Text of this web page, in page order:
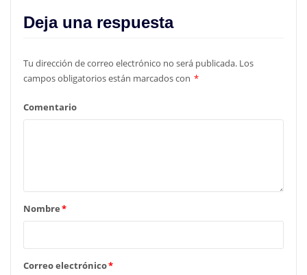
Deja una respuesta
Tu dirección de correo electrónico no será publicada. Los
campos obligatorios están marcados con *
Comentario
Nombre*
Correo electrónico*